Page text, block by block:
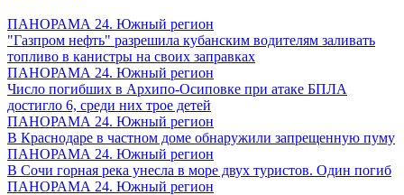
ПАНОРАМА 24. Южный регион
"Газпром нефть" разрешила кубанским водителям заливать
топливо в канистры на своих заправках
ПАНОРАМА 24. Южный регион
Число погибших в Архипо-Осиповке при атаке БПЛА
достигло 6, среди них трое детей
ПАНОРАМА 24. Южный регион
В Краснодаре в частном доме обнаружили запрещенную пуму
ПАНОРАМА 24. Южный регион
В Сочи горная река унесла в море двух туристов. Один погиб
ПАНОРАМА 24. Южный регион